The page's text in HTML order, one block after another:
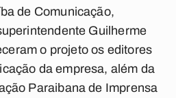
de Comunicação,
Guilherme
o projeto os editores
da empresa, além da
Paraibana de Imprensa